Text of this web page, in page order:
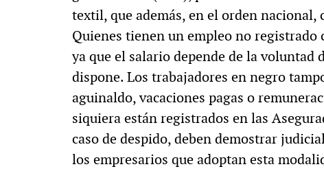
textil, que además, en el orden nacional,
Quienes tienen un empleo no registrado
ya que el salario depende de la voluntad
dispone. Los trabajadores en negro
aguinaldo, vacaciones pagas o
siquiera están registrados en las
caso de despido, deben demostrar
los empresarios que adoptan esta